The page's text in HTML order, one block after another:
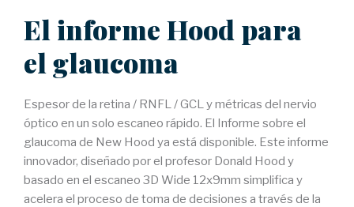
El informe Hood para
el glaucoma
Espesor de la retina / RNFL / GCL y métricas del nervio
óptico en un solo escaneo rápido. El Informe sobre el
glaucoma de New Hood ya está disponible. Este informe
innovador, diseñado por el profesor Donald Hood y
basado en el escaneo 3D Wide 12x9mm simplifica y
acelera el proceso de toma de decisiones a través de la